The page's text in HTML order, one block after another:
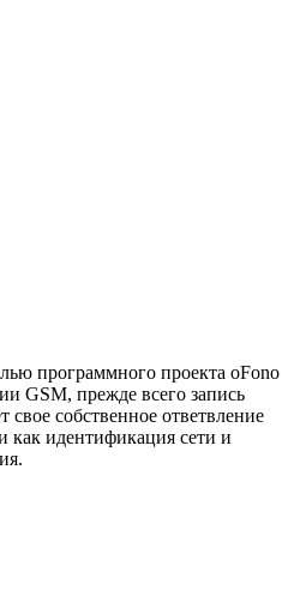
программного проекта oFono
GSM, прежде всего запись
собственное ответвление
как идентификация сети и